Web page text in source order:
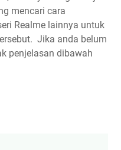
mencari cara
Realme lainnya untuk
Jika anda belum
penjelasan dibawah